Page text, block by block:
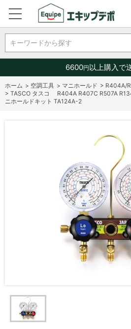
キーワードから探す
6600円以上購入で
ホーム > 空調工具 > マニホールド > R404A/
> TASCO タスコ R404A R407C R507A
ニホールドキット TA124A-2